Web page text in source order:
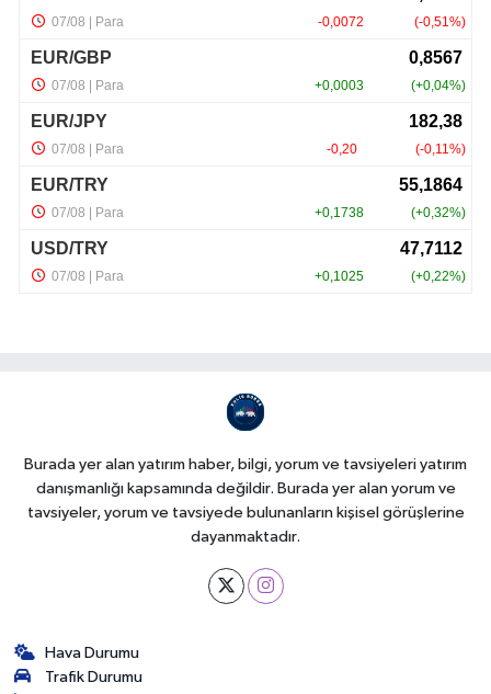
Burada yer alan yatırım haber, bilgi, yorum ve tavsiyeleri yatırım
danışmanlığı kapsamında değildir. Burada yer alan yorum ve
tavsiyeler, yorum ve tavsiyede bulunanların kişisel görüşlerine
dayanmaktadır.
Hava Durumu
Trafik Durumu